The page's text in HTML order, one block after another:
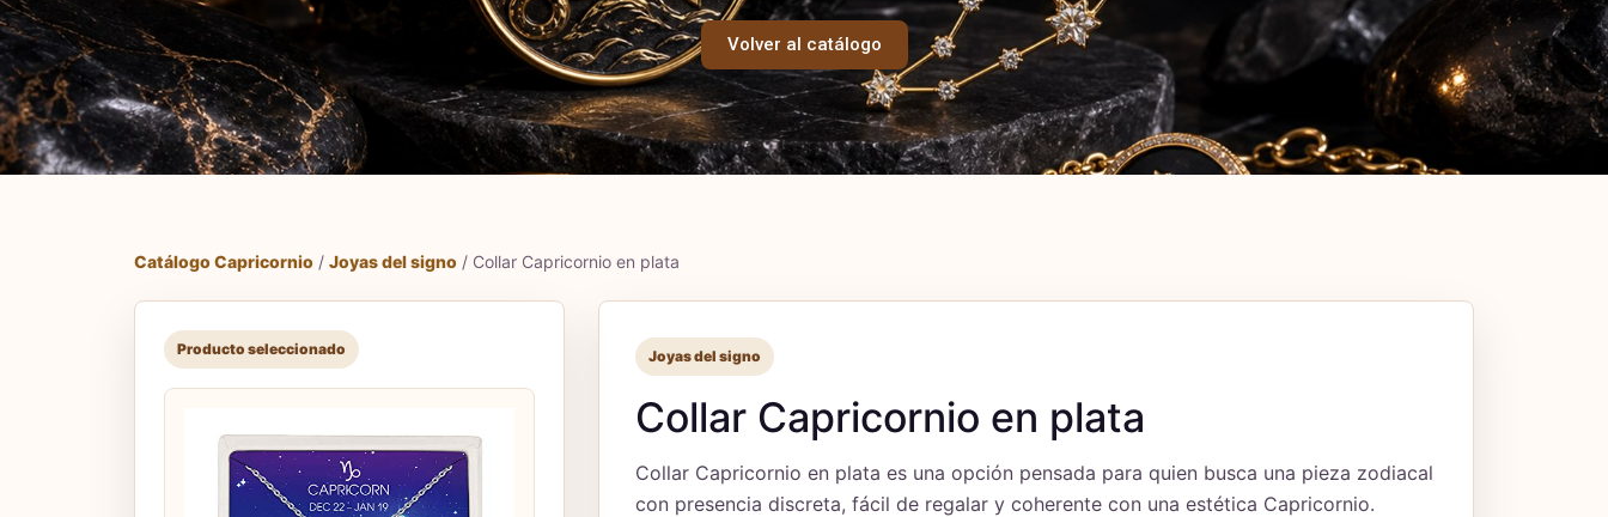
Volver al catálogo
Catálogo Capricornio / Joyas del signo / Collar Capricornio en plata
Producto seleccionado Joyas del signo
Collar Capricornio en plata
Collar Capricornio en plata es una opción pensada para quien busca una pieza zodiacal
con presencia discreta, fácil de regalar y coherente con una estética Capricornio.